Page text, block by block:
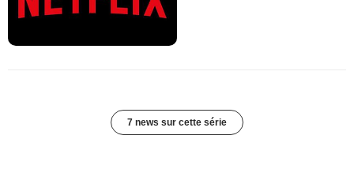
7 news sur cette série